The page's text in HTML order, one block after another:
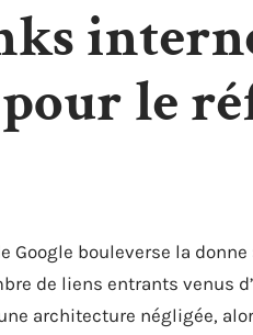
pour le
Google bouleverse la
de liens entrants venus
architecture négligée,